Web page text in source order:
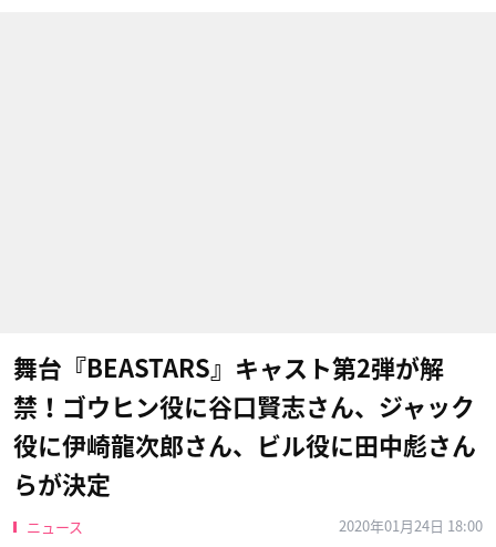
舞台『BEASTARS』キャスト第2弾が解
禁！ゴウヒン役に谷口賢志さん、ジャック
役に伊崎龍次郎さん、ビル役に田中彪さん
らが決定
ニュース
2020年01月24日 18:00